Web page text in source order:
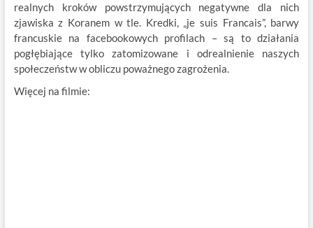
realnych kroków powstrzymujących negatywne dla nich
zjawiska z Koranem w tle. Kredki, „je suis Francais”, barwy
francuskie na facebookowych profilach – są to działania
pogłębiające tylko zatomizowane i odrealnienie naszych
społeczeństw w obliczu poważnego zagrożenia.
Więcej na filmie: